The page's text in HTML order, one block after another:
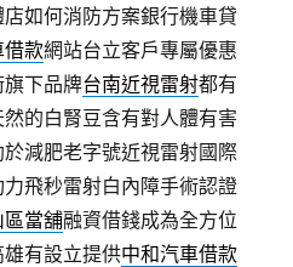
如何消防方案銀行機車貸
借款網站台立客戶專屬優惠
下品牌台南近視雷射都有
的白腎豆含有對人體有害
減肥老字號近視雷射國際
力飛秒雷射白內障手術認證
區當舖融資借錢成為全方位
有設立提供中和汽車借款